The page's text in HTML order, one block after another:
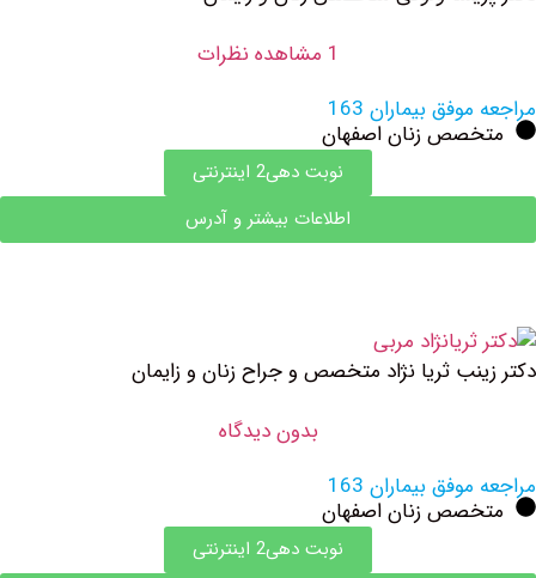
بیماران 163
زنان اصفهان
نوبت دهی2 اینترنتی
اطلاعات بیشتر و آدرس
ثریا نژاد متخصص و جراح زنان و زایمان
بدون دیدگاه
بیماران 163
زنان اصفهان
نوبت دهی2 اینترنتی